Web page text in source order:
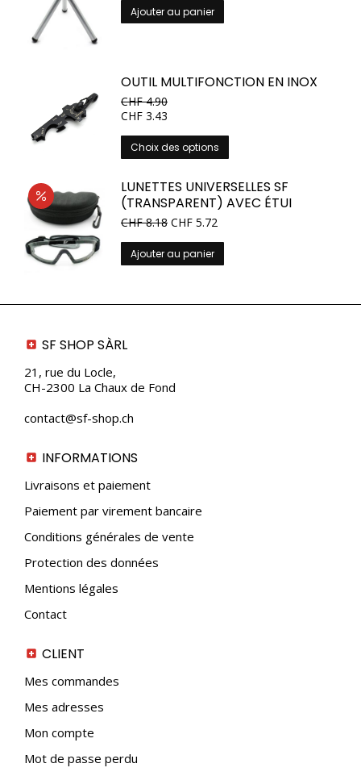
sur
du
produit
initial
était :
actuel
est :
Ajouter au panier
OUTIL MULTIFONCTION EN INOX
CHF4.90
CHF 3.43
Choix des options
produit
plusieurs
variations.
LUNETTES UNIVERSELLES SF
(TRANSPARENT) AVEC ÉTUI
Le
initial
était :
CHF8.18Le
actuel
est :
CHF 5.72
Ajouter au panier
SF SHOP SÀRL
21, rue du Locle,
CH-2300 La Chaux de Fond
contact@sf-shop.ch
INFORMATIONS
Livraisons et paiement
Paiement par virement bancaire
Conditions générales de vente
Protection des données
Mentions légales
Contact
CLIENT
Mes commandes
Mes adresses
Mon compte
Mot de passe perdu